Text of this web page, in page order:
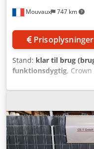
Mouvaux 747 km
Prisoplysninger
Stand: klar til brug
funktionsdygtig,
at sikre en jævn
dampkappe fordeler
overflade. Den er
supper, færdigretter,
cateringprodukter og
temperaturkontrol.